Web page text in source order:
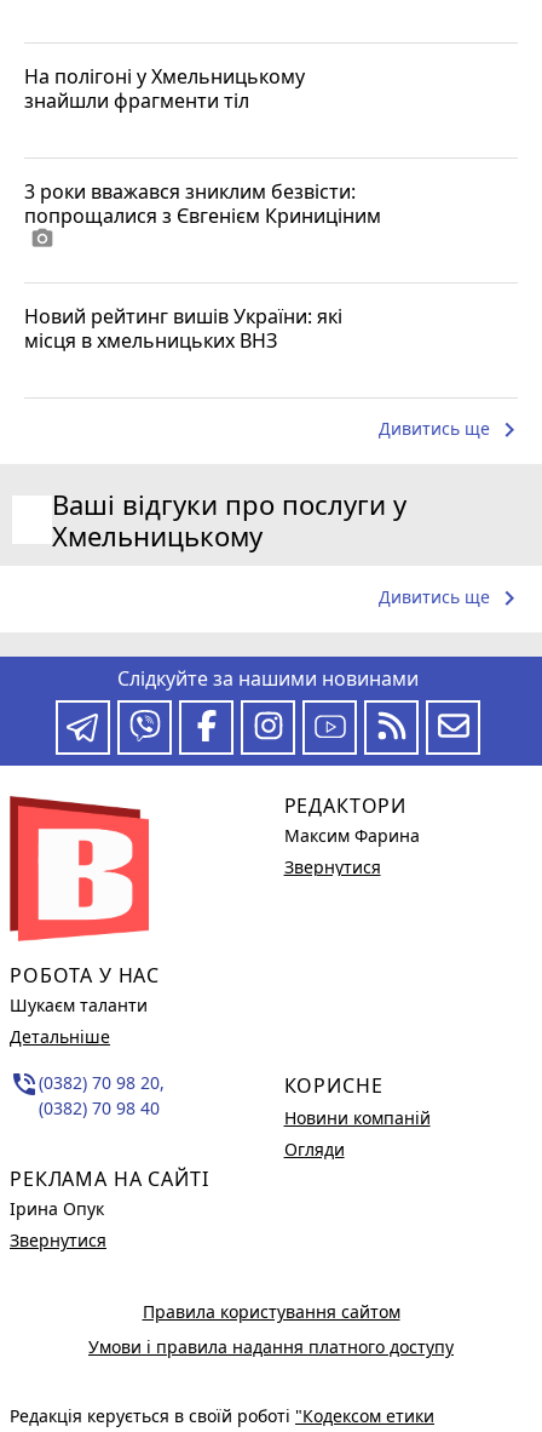
На полігоні у Хмельницькому
знайшли фрагменти тіл
3 роки вважався зниклим безвісти:
попрощалися з Євгенієм Криниціним
photo_camera
Новий рейтинг вишів України: які
місця в хмельницьких ВНЗ
Дивитись ще keyboard_arrow_right
Ваші відгуки про послуги у
Хмельницькому
Дивитись ще keyboard_arrow_right
Слідкуйте за нашими новинами
РОБОТА У НАС
Шукаєм таланти
Детальніше
phone_in_talk(0382) 70 98 20,
(0382) 70 98 40
РЕКЛАМА НА САЙТІ
Ірина Опук
Звернутися
РЕДАКТОРИ
Максим Фарина
Звернутися
КОРИСНЕ
Новини компаній
Огляди
Правила користування сайтом
Умови і правила надання платного доступу
Редакція керується в своїй роботі "Кодексом етики